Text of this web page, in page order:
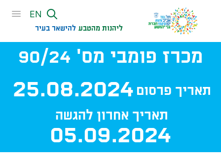
זֶה
מֻפְעֶלֶת
מַעֲרֶכֶת
בִּקְלִיק
EN
ליהנות מהטבע להישאר בעיר​
מכרז פומבי מס' 90/24
תאריך פרסום 25.08.2024
תאריך אחרון להגשה
05.09.2024